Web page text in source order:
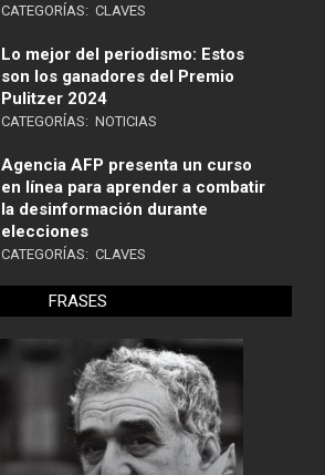
CATEGORÍAS: CLAVES
Lo mejor del periodismo: Estos
son los ganadores del Premio
Pulitzer 2024
CATEGORÍAS: NOTICIAS
Agencia AFP presenta un curso
en línea para aprender a combatir
la desinformación durante
elecciones
CATEGORÍAS: CLAVES
FRASES